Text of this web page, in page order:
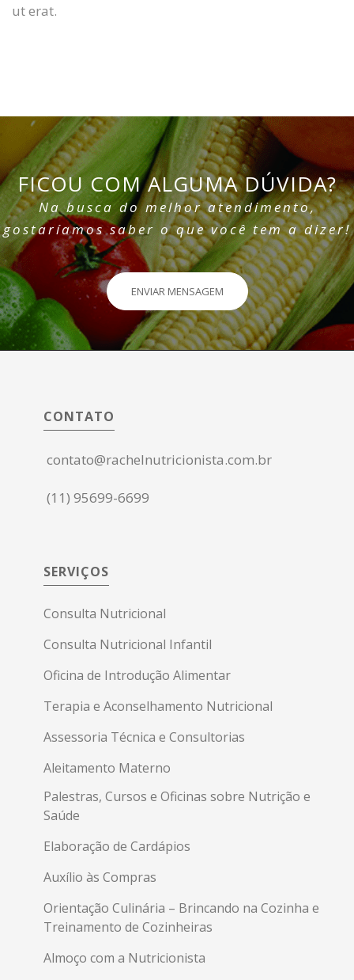
ut erat.
FICOU COM ALGUMA DÚVIDA?
Na busca do melhor atendimento,
gostaríamos saber o que você tem a dizer!
ENVIAR MENSAGEM
CONTATO
contato@rachelnutricionista.com.br
(11) 95699-6699
SERVIÇOS
Consulta Nutricional
Consulta Nutricional Infantil
Oficina de Introdução Alimentar
Terapia e Aconselhamento Nutricional
Assessoria Técnica e Consultorias
Aleitamento Materno
Palestras, Cursos e Oficinas sobre Nutrição e
Saúde
Elaboração de Cardápios
Auxílio às Compras
Orientação Culinária – Brincando na Cozinha e
Treinamento de Cozinheiras
Almoço com a Nutricionista